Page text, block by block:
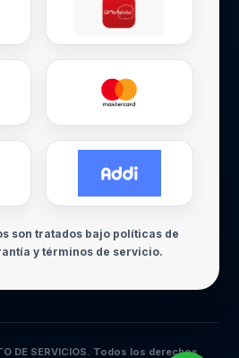
son tratados bajo políticas de
y términos de servicio.
DE SERVICIOS. Todos los derechos